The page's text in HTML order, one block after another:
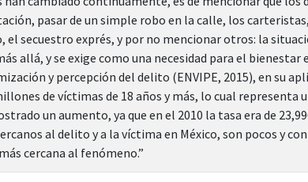
pasar de un simple robo en la calle, los
secuestro exprés, y por no mencionar otros: la
allá, y se exige como una necesidad para el bienestar
y percepción del delito (ENVIPE, 2015), en su
de víctimas de 18 años y más, lo cual representa
un aumento, ya que en el 2010 la tasa era de
al delito y a la víctima en México, son pocos y
cercana al fenómeno.”